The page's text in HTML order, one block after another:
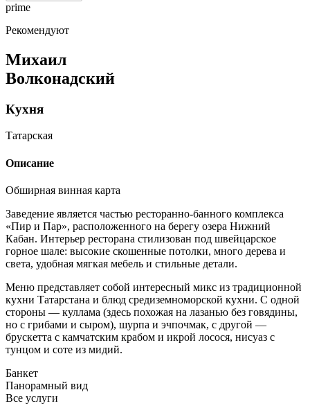
prime
Рекомендуют
Михаил
Волконадский
Кухня
Татарская
Описание
Обширная винная карта
Заведение является частью ресторанно-банного комплекса
«Пир и Пар», расположенного на берегу озера Нижний
Кабан. Интерьер ресторана стилизован под швейцарское
горное шале: высокие скошенные потолки, много дерева и
света, удобная мягкая мебель и стильные детали.
Меню представляет собой интересный микс из традиционной
кухни Татарстана и блюд средиземноморской кухни. С одной
стороны — куллама (здесь похожая на лазанью без говядины,
но с грибами и сыром), шурпа и эчпочмак, с другой —
брускетта с камчатским крабом и икрой лосося, нисуаз с
тунцом и соте из мидий.
Банкет
Панорамный вид
Все услуги